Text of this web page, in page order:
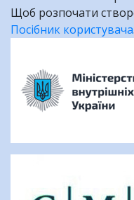
Щоб розпочати
Посібник користувача.